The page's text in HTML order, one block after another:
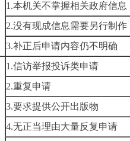
1.本机关不掌握相关政府信息
2.没有现成信息需要另行制作
3.补正后申请内容仍不明确
1.信访举报投诉类申请
2.重复申请
3.要求提供公开出版物
4.无正当理由大量反复申请